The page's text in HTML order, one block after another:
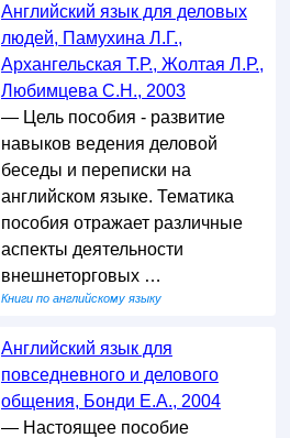
Английский язык для деловых
людей, Памухина Л.Г.,
Архангельская Т.Р., Жолтая Л.Р.,
Любимцева С.Н., 2003
— Цель пособия - развитие
навыков ведения деловой
беседы и переписки на
английском языке. Тематика
пособия отражает различные
аспекты деятельности
внешнеторговых …
Книги по английскому языку
Английский язык для
повседневного и делового
общения, Бонди Е.А., 2004
— Настоящее пособие